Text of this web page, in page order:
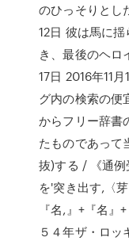
のひっそりとし
12日 彼は馬に
き、最後のヘロ
17日 2016年11
グ内の検索の便
からフリー辞書
たものであって
抜)する / 《通
を'突き出す,〈
『名,』+『名
５４年ザ・ロ